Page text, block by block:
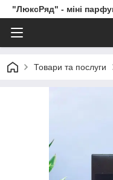
"ЛюксРяд" - міні
Товари та послуги